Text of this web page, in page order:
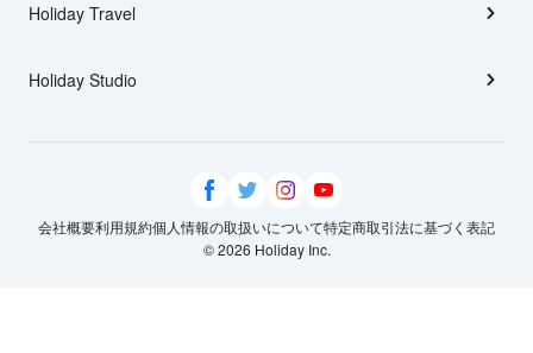
Holiday Travel
Holiday Studio
会社概要利用規約個人情報の取扱いについて特定商取引法に基づく表記
© 2026 Holiday Inc.